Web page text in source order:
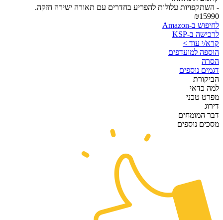
- השתקפויות עלולות להפריע בחדרים עם תאורה ישירה חזקה.
₪15990
לחיפוש ב-Amazon
לרכישה ב-KSP
קרא/י עוד >
הוספה למועדפים
הסרה
דגמים נוספים
הביקורת
למה כדאי
מפרט טכני
דירוג
דבר המומחים
מסכים נוספים